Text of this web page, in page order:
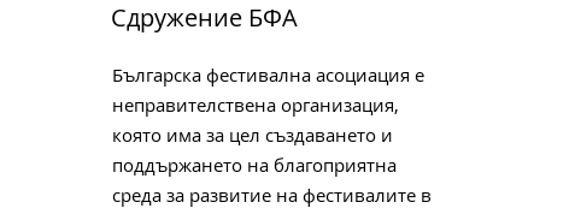
Сдружение БФА
Българска фестивална асоциация е
неправителствена организация,
която има за цел създаването и
поддържането на благоприятна
среда за развитие на фестивалите в